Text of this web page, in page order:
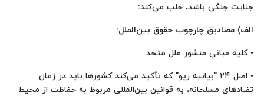
جنایت جنگی باشد، جلب می‌کند:
الف) مصادیق چارچوب حقوق بین‌الملل:
• کلیه مبانی منشور ملل متحد
• اصل ۲۴ "بیانیه ریو" که تأکید می‌کند کشورها باید در زمان‌
تضادهای‌ مسلحانه،‌ به‌ قوانین‌ بین‌المللی‌ مربوط‌ به‌ حفاظت‌ از محیط‌